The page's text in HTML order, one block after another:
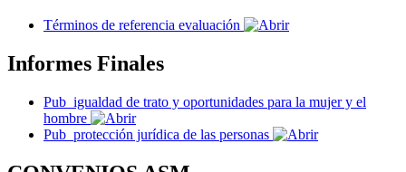
Términos de referencia evaluación
Informes Finales
Pub_igualdad de trato y oportunidades para la mujer y el
hombre
Pub_protección jurídica de las personas